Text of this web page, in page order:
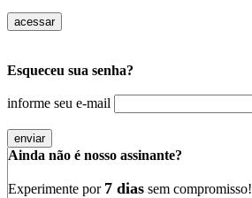
Esqueceu sua senha?
informe seu e-mail
Ainda não é nosso assinante?
Experimente por 7 dias sem compromisso!